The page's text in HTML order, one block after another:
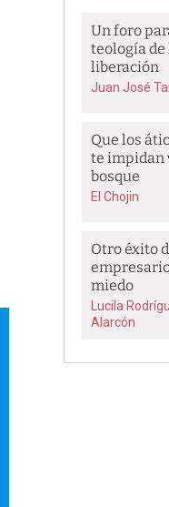
Un foro
teología de
liberación
Juan José
Que los
te impidan
bosque
El Chojin
Otro éxito
miedo
Lucila
Alarcón